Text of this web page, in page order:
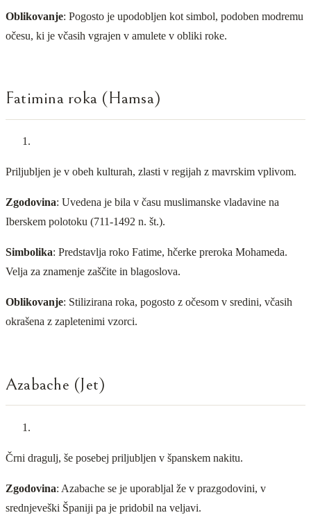
Oblikovanje: Pogosto je upodobljen kot simbol, podoben modremu
očesu, ki je včasih vgrajen v amulete v obliki roke.
Fatimina roka (Hamsa)
Priljubljen je v obeh kulturah, zlasti v regijah z mavrskim vplivom.
Zgodovina: Uvedena je bila v času muslimanske vladavine na
Iberskem polotoku (711-1492 n. št.).
Simbolika: Predstavlja roko Fatime, hčerke preroka Mohameda.
Velja za znamenje zaščite in blagoslova.
Oblikovanje: Stilizirana roka, pogosto z očesom v sredini, včasih
okrašena z zapletenimi vzorci.
Azabache (Jet)
Črni dragulj, še posebej priljubljen v španskem nakitu.
Zgodovina: Azabache se je uporabljal že v prazgodovini, v
srednjeveški Španiji pa je pridobil na veljavi.